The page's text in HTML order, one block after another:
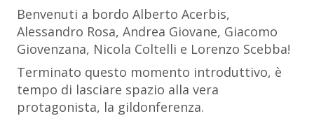
Benvenuti a bordo Alberto Acerbis,
Alessandro Rosa, Andrea Giovane, Giacomo
Giovenzana, Nicola Coltelli e Lorenzo Scebba!
Terminato questo momento introduttivo, è
tempo di lasciare spazio alla vera
protagonista, la gildonferenza.